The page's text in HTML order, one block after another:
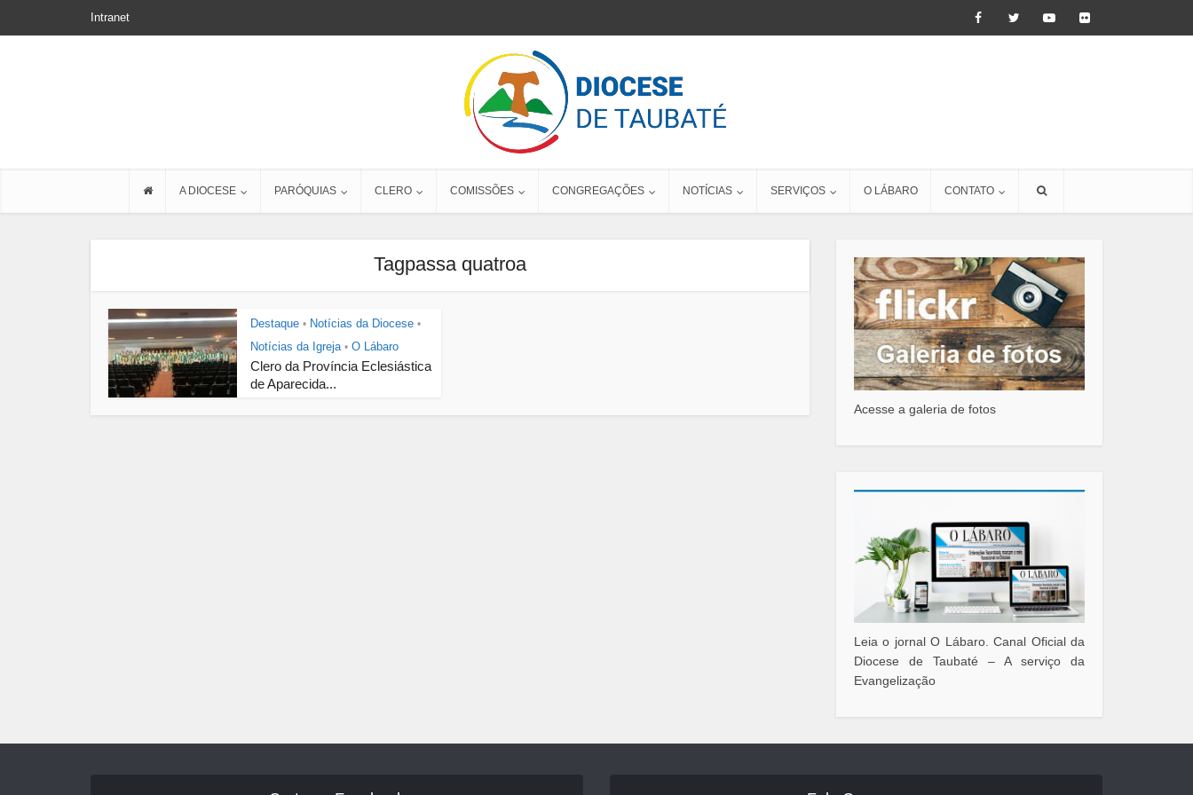
Intranet
A DIOCESE PARÓQUIAS CLERO COMISSÕES CONGREGAÇÕES NOTÍCIAS SERVIÇOS O LÁBARO CONTATO
Tagpassa quatroa
Destaque • Notícias da Diocese •
Notícias da Igreja • O Lábaro
Clero da Província Eclesiástica
de Aparecida...
Acesse a galeria de fotos
Leia o jornal O Lábaro. Canal Oficial da
Diocese de Taubaté – A serviço da
Evangelização